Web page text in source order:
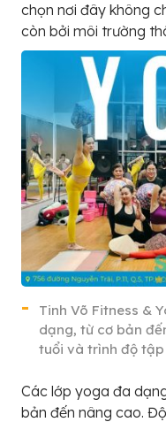
chọn nơi đây không
còn bởi môi trường
Tinh Võ Fitness &
dạng, từ cơ bản
tuổi và trình độ tập
Các lớp yoga đa
bản đến nâng cao.